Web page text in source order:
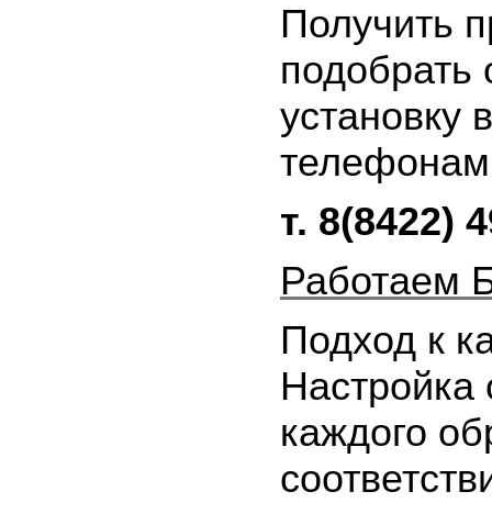
Получить
подобрать
установку
т. 8(8422)
Работаем
Подход к
Настройка
каждого